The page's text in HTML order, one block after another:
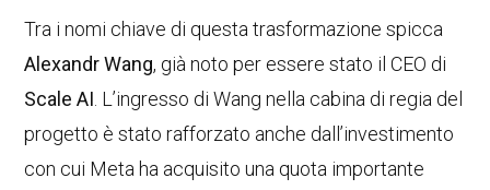
Tra i nomi chiave di questa trasformazione spicca
Alexandr Wang, già noto per essere stato il CEO di
Scale AI . L’ingresso di Wang nella cabina di regia del
progetto è stato rafforzato anche dall’investimento
con cui Meta ha acquisito una quota importante